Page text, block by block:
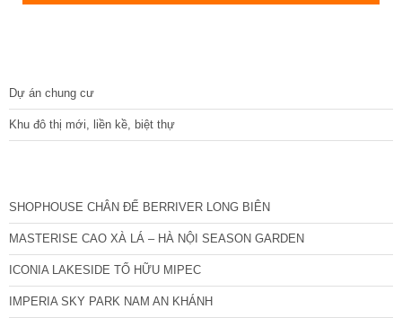
Dự án chung cư
Khu đô thị mới, liền kề, biệt thự
SHOPHOUSE CHÂN ĐẾ BERRIVER LONG BIÊN
MASTERISE CAO XÀ LÁ – HÀ NỘI SEASON GARDEN
ICONIA LAKESIDE TỐ HỮU MIPEC
IMPERIA SKY PARK NAM AN KHÁNH